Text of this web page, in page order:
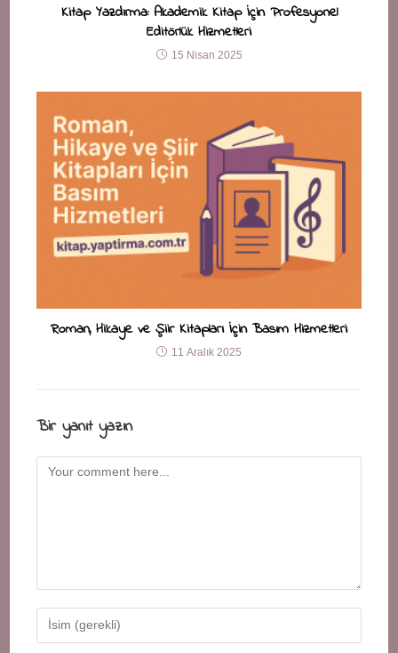
Kitap Yazdırma: Akademik Kitap İçin Profesyonel
Editörlük Hizmetleri
15 Nisan 2025
Roman, Hikaye ve Şiir Kitapları İçin Basım Hizmetleri
11 Aralık 2025
Bir yanıt yazın
Comment
Enter
your